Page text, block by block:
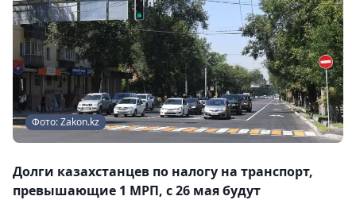
Фото: Zakon.kz
Долги казахстанцев по налогу на транспорт,
превышающие 1 МРП, с 26 мая будут